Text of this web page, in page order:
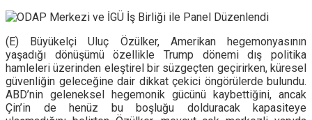
(E) Büyükelçi Uluç Özülker, Amerikan hegemonyasının
yaşadığı dönüşümü özellikle Trump dönemi dış politika
hamleleri üzerinden eleştirel bir süzgeçten geçirirken, küresel
güvenliğin geleceğine dair dikkat çekici öngörülerde bulundu.
ABD’nin geleneksel hegemonik gücünü kaybettiğini, ancak
Çin’in de henüz bu boşluğu dolduracak kapasiteye